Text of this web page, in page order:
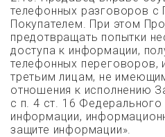
телефонных разговоров с
Покупателем. При этом
предотвращать попытки
доступа к информации,
телефонных переговоров,
третьим лицам, не
отношения к исполнению
с п. 4 ст. 16 Федерального
информации,
защите информации».